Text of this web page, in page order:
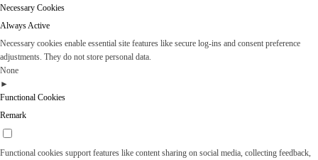
Necessary Cookies
Always Active
Necessary cookies enable essential site features like secure log-ins and consent preference
adjustments. They do not store personal data.
None
►
Functional Cookies
Remark
Functional cookies support features like content sharing on social media, collecting feedback,